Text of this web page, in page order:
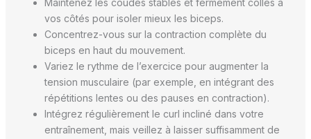
Maintenez les coudes stables et fermement collés à
vos côtés pour isoler mieux les biceps.
Concentrez-vous sur la contraction complète du
biceps en haut du mouvement.
Variez le rythme de l’exercice pour augmenter la
tension musculaire (par exemple, en intégrant des
répétitions lentes ou des pauses en contraction).
Intégrez régulièrement le curl incliné dans votre
entraînement, mais veillez à laisser suffisamment de